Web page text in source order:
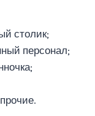
столик;
персонал;